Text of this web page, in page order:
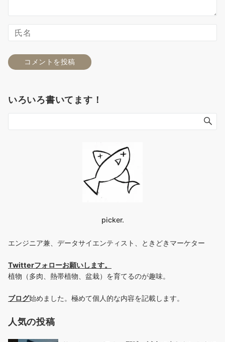
いろいろ書いてます！
picker.
エンジニア兼、データサイエンティスト、ときどきマーケター
Twitterフォローお願いします。
植物（多肉、熱帯植物、盆栽）を育てるのが趣味。
ブログ始めました。極めて個人的な内容を記載します。
人気の投稿